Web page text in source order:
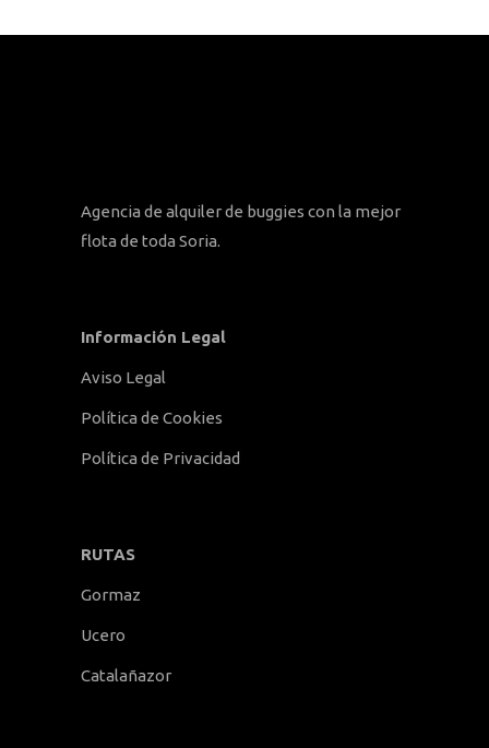
Agencia de alquiler de buggies con la mejor
flota de toda Soria.
Información Legal
Aviso Legal
Política de Cookies
Política de Privacidad
RUTAS
Gormaz
Ucero
Catalañazor